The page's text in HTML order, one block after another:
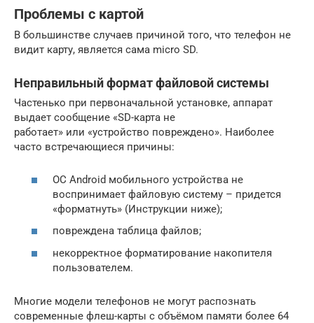
Проблемы с картой
В большинстве случаев причиной того, что телефон не
видит карту, является сама micro SD.
Неправильный формат файловой системы
Частенько при первоначальной установке, аппарат
выдает сообщение «SD-карта не
работает» или «устройство повреждено». Наиболее
часто встречающиеся причины:
ОС Android мобильного устройства не
воспринимает файловую систему – придется
«форматнуть» (Инструкции ниже);
повреждена таблица файлов;
некорректное форматирование накопителя
пользователем.
Многие модели телефонов не могут распознать
современные флеш-карты с объёмом памяти более 64